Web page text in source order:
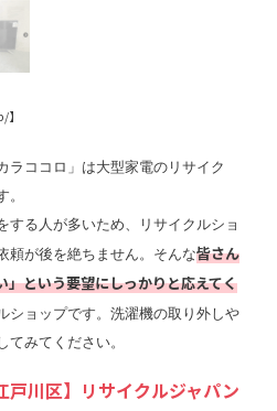
ラココロ」は大型家電のリサイク
する人が多いため、リサイクルショ
頼が後を絶ちません。そんな皆さん
」という要望にしっかりと応えてく
ショップです。洗濯機の取り外しや
みてください。
戸川区】リサイクルジャパン